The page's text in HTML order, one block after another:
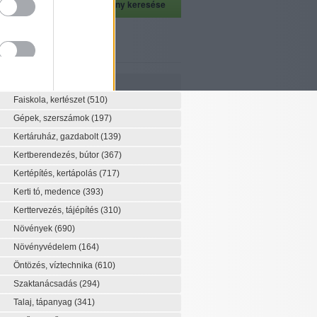
szaknévsor
Faiskola, kertészet(510)
Gépek, szerszámok (197)
Kertáruház, gazdabolt(139)
Kertberendezés, bútor (367)
Kertépítés, kertápolás (717)
Kerti tó, medence (393)
Kerttervezés, tájépítés (310)
Növények (690)
Növényvédelem (164)
Öntözés, víztechnika (610)
Szaktanácsadás (294)
Talaj, tápanyag (341)